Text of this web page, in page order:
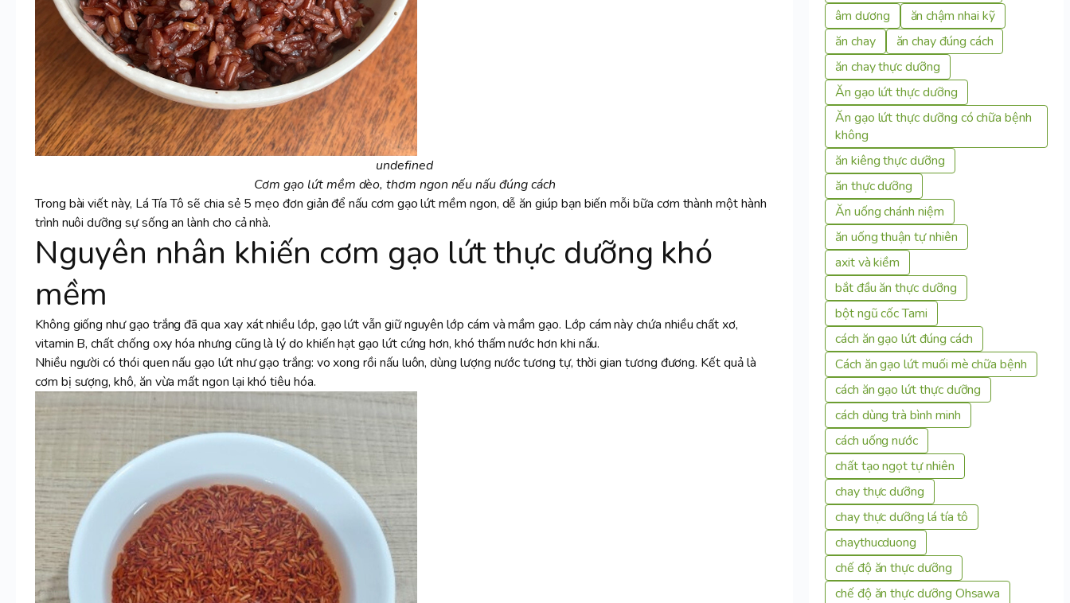
undefined
Cơm gạo lứt mềm dèo, thơm ngon nếu nấu đúng cách
Trong bài viết này, Lá Tía Tô sẽ chia sẻ 5 mẹo đơn giản để nấu cơm gạo lứt mềm ngon, dễ ăn giúp bạn biến mỗi bữa cơm thành một hành
trình nuôi dưỡng sự sống an lành cho cả nhà.
Nguyên nhân khiến cơm gạo lứtthực dưỡng khó
mềm
Không giống như gạo trắng đã qua xay xát nhiều lớp, gạo lứt vẫn giữ nguyên lớp cám và mầm gạo. Lớp cám này chứa nhiều chất xơ,
vitamin B, chất chống oxy hóa nhưng cũng là lý do khiến hạt gạo lứt cứng hơn, khó thấm nước hơn khi nấu.
Nhiều người có thói quen nấu gạo lứt như gạo trắng: vo xong rồi nấu luôn, dùng lượng nước tương tự, thời gian tương đương. Kết quả là
cơm bị sượng, khô, ăn vừa mất ngon lại khó tiêu hóa.
âm dương
ăn chậm nhai kỹ
ăn chay
ăn chay đúng cách
ăn chay thực dưỡng
Ăn gạo lứt thực dưỡng
Ăn gạo lứt thực dưỡng có chữa bệnh
không
ăn kiêng thực dưỡng
ăn thực dưỡng
Ăn uống chánh niệm
ăn uống thuận tự nhiên
axit và kiềm
bắt đầu ăn thực dưỡng
bột ngũ cốc Tami
cách ăn gạo lứt đúng cách
Cách ăn gạo lứt muối mè chữa bệnh
cách ăn gạo lứt thực dưỡng
cách dùng trà bình minh
cách uống nước
chất tạo ngọt tự nhiên
chay thực dưỡng
chay thực dưỡng lá tía tô
chaythucduong
chế độ ăn thực dưỡng
chế độ ăn thực dưỡng Ohsawa